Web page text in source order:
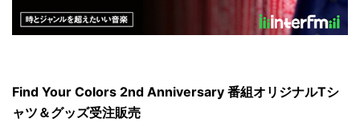
Find Your Colors 2nd Anniversary 番組オリジナルTシ
ャツ＆グッズ受注販売